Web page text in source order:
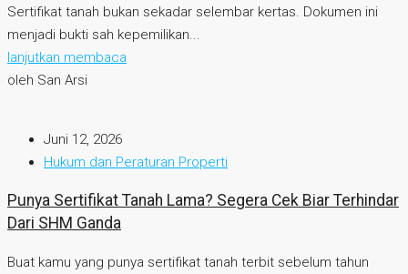
Sertifikat tanah bukan sekadar selembar kertas. Dokumen ini
menjadi bukti sah kepemilikan...
lanjutkan membaca
oleh San Arsi
Juni 12, 2026
Hukum dan Peraturan Properti
Punya Sertifikat Tanah Lama? Segera Cek Biar Terhindar
Dari SHM Ganda
Buat kamu yang punya sertifikat tanah terbit sebelum tahun